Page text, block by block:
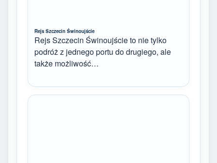
Rejs Szczecin Świnoujście
Rejs Szczecin Świnoujście to nie tylko
podróż z jednego portu do drugiego, ale
także możliwość…